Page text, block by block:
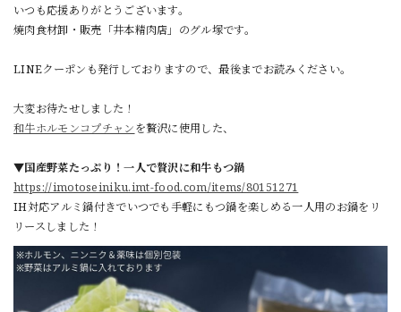
いつも応援ありがとうございます。
焼肉食材卸・販売「井本精肉店」のグル塚です。
LINEクーポンも発行しておりますので、最後までお読みください。
大変お待たせしました！
和牛ホルモンコプチャンを贅沢に使用した、
▼国産野菜たっぷり！一人で贅沢に和牛もつ鍋
https://imotoseiniku.imt-food.com/items/80151271
IH対応アルミ鍋付きでいつでも手軽にもつ鍋を楽しめる一人用のお鍋をリ
リースしました！